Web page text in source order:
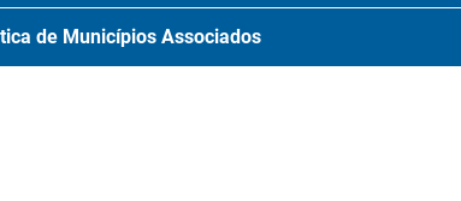
de Municípios Associados